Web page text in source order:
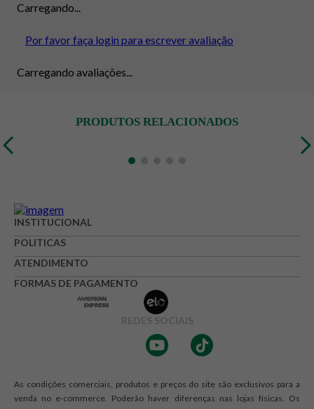
Carregando...
Por favor faça login para escrever avaliação
Carregando avaliações...
PRODUTOS RELACIONADOS
INSTITUCIONAL
POLITICAS
ATENDIMENTO
FORMAS DE PAGAMENTO
REDES SOCIAIS
As condições comerciais, produtos e preços do site são exclusivos para a
venda no e-commerce. Poderão haver diferenças nas lojas físicas. Os